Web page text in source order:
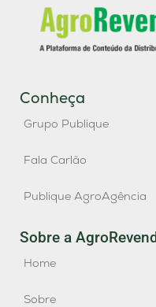
Conheça
Grupo Publique
Fala Carlão
Publique AgroAgência
Sobre a
Home
Sobre